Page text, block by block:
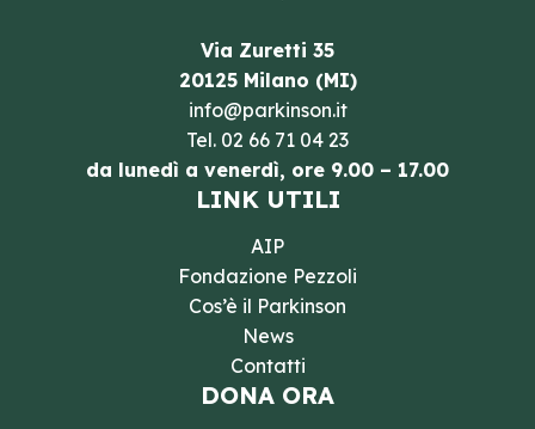
Via Zuretti 35
20125 Milano (MI)
info@parkinson.it
Tel. 02 66 71 04 23
da lunedì a venerdì, ore 9.00 – 17.00
LINK UTILI
AIP
Fondazione Pezzoli
Cos’è il Parkinson
News
Contatti
DONA ORA